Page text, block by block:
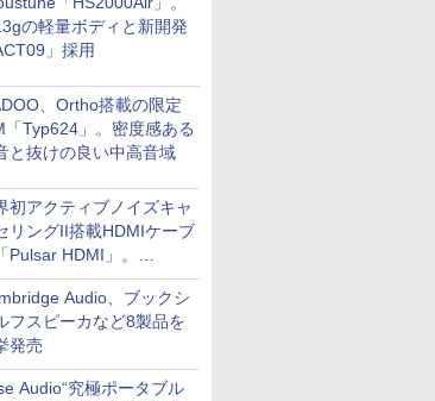
の軽量ボディと新開発
」採用
、Ortho搭載の限定
「Typ624」。密度感ある
と抜けの良い中高音域
初アクティブノイズキャ
リングII搭載HDMIケーブ
Pulsar HDMI」。
から
Audio、ブックシ
フスピーカなど8製品を
発売
Audio“究極ポータブル